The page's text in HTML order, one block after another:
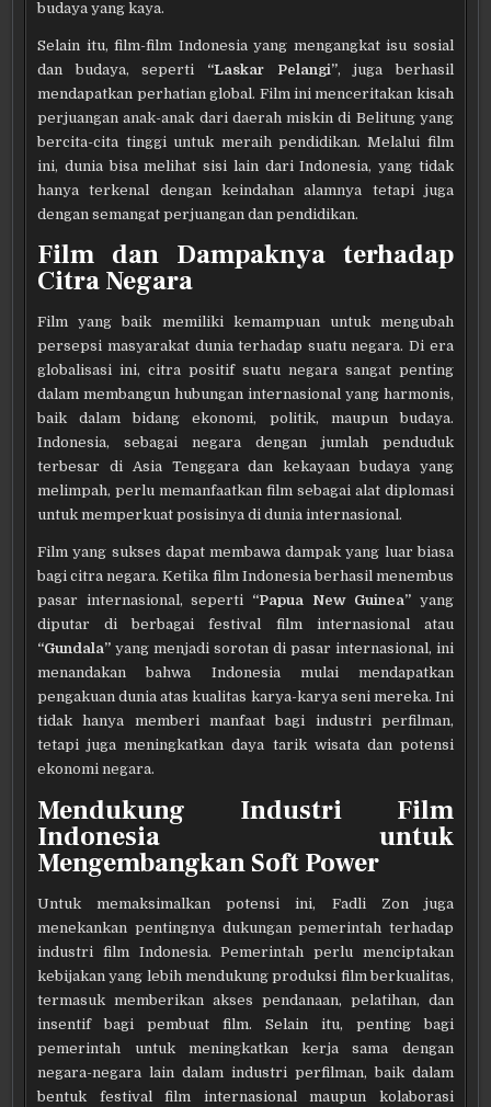
budaya yang kaya.
Selain itu, film-film Indonesia yang mengangkat isu sosial
dan budaya, seperti “Laskar Pelangi”, juga berhasil
mendapatkan perhatian global. Film ini menceritakan kisah
perjuangan anak-anak dari daerah miskin di Belitung yang
bercita-cita tinggi untuk meraih pendidikan. Melalui film
ini, dunia bisa melihat sisi lain dari Indonesia, yang tidak
hanya terkenal dengan keindahan alamnya tetapi juga
dengan semangat perjuangan dan pendidikan.
Film dan Dampaknya terhadap
Citra Negara
Film yang baik memiliki kemampuan untuk mengubah
persepsi masyarakat dunia terhadap suatu negara. Di era
globalisasi ini, citra positif suatu negara sangat penting
dalam membangun hubungan internasional yang harmonis,
baik dalam bidang ekonomi, politik, maupun budaya.
Indonesia, sebagai negara dengan jumlah penduduk
terbesar di Asia Tenggara dan kekayaan budaya yang
melimpah, perlu memanfaatkan film sebagai alat diplomasi
untuk memperkuat posisinya di dunia internasional.
Film yang sukses dapat membawa dampak yang luar biasa
bagi citra negara. Ketika film Indonesia berhasil menembus
pasar internasional, seperti “Papua New Guinea” yang
diputar di berbagai festival film internasional atau
“Gundala” yang menjadi sorotan di pasar internasional, ini
menandakan bahwa Indonesia mulai mendapatkan
pengakuan dunia atas kualitas karya-karya seni mereka. Ini
tidak hanya memberi manfaat bagi industri perfilman,
tetapi juga meningkatkan daya tarik wisata dan potensi
ekonomi negara.
Mendukung Industri Film
Indonesia untuk
Mengembangkan Soft Power
Untuk memaksimalkan potensi ini, Fadli Zon juga
menekankan pentingnya dukungan pemerintah terhadap
industri film Indonesia. Pemerintah perlu menciptakan
kebijakan yang lebih mendukung produksi film berkualitas,
termasuk memberikan akses pendanaan, pelatihan, dan
insentif bagi pembuat film. Selain itu, penting bagi
pemerintah untuk meningkatkan kerja sama dengan
negara-negara lain dalam industri perfilman, baik dalam
bentuk festival film internasional maupun kolaborasi